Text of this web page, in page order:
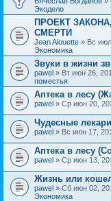
Экодело
ПРОЕКТ
СМЕРТИ
Jean Alouette » Вс
Экономика
Звуки в жизни
pawel » Вт июн 26,
поместья
Аптека в лесу
pawel » Ср июн 20,
Чудесные лекари
pawel » Вс июн 17,
Аптека в лесу
pawel » Ср июн 13,
Жизнь или
pawel » Сб июн 02,
Экономика